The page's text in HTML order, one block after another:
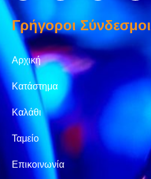
Γρήγοροι Σύνδεσμοι
Αρχική
Κατάστημα
Καλάθι
Ταμείο
Επικοινωνία